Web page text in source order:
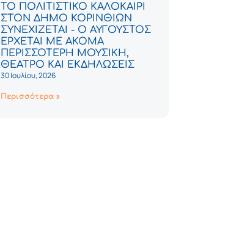
ΤΟ ΠΟΛΙΤΙΣΤΙΚΟ ΚΑΛΟΚΑΙΡΙ
ΣΤΟΝ ΔΗΜΟ ΚΟΡΙΝΘΙΩΝ
ΣΥΝΕΧΙΖΕΤΑΙ - Ο ΑΥΓΟΥΣΤΟΣ
ΕΡΧΕΤΑΙ ΜΕ ΑΚΟΜΑ
ΠΕΡΙΣΣΟΤΕΡΗ ΜΟΥΣΙΚΗ,
ΘΕΑΤΡΟ ΚΑΙ ΕΚΔΗΛΩΣΕΙΣ
30 Ιουλίου, 2026
Περισσότερα »